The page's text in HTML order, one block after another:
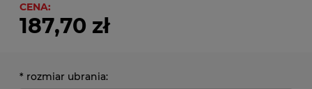
CENA:
187,70 zł
* rozmiar ubrania: